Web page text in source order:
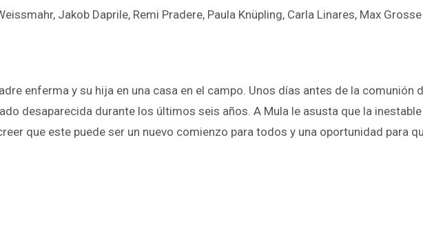
Jakob Daprile, Remi Pradere, Paula Knüpling, Carla Linares, Max Grosse
enferma y su hija en una casa en el campo. Unos días antes de la
desaparecida durante los últimos seis años. A Mula le asusta que la
que este puede ser un nuevo comienzo para todos y una oportunidad para